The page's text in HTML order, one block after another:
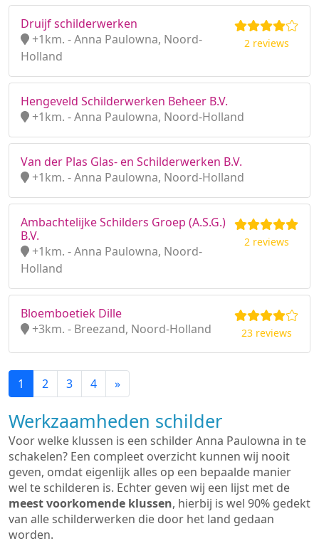
Druijf schilderwerken
+1km. - Anna Paulowna, Noord-
Holland
2 reviews
Hengeveld Schilderwerken Beheer B.V.
+1km. - Anna Paulowna, Noord-Holland
Van der Plas Glas- en Schilderwerken B.V.
+1km. - Anna Paulowna, Noord-Holland
Ambachtelijke Schilders Groep (A.S.G.)
B.V.
+1km. - Anna Paulowna, Noord-
Holland
2 reviews
Bloemboetiek Dille
+3km. - Breezand, Noord-Holland
23 reviews
1 2 3 4 »
Werkzaamheden schilder
Voor welke klussen is een schilder Anna Paulowna in te
schakelen? Een compleet overzicht kunnen wij nooit
geven, omdat eigenlijk alles op een bepaalde manier
wel te schilderen is. Echter geven wij een lijst met de
meest voorkomende klussen, hierbij is wel 90% gedekt
van alle schilderwerken die door het land gedaan
worden.